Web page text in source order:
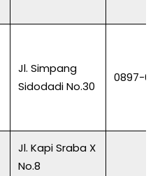
Jl. Simpang
Sidodadi No.30
0897-
Jl. Kapi Sraba X
No.8